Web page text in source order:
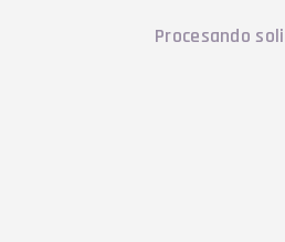
Procesando